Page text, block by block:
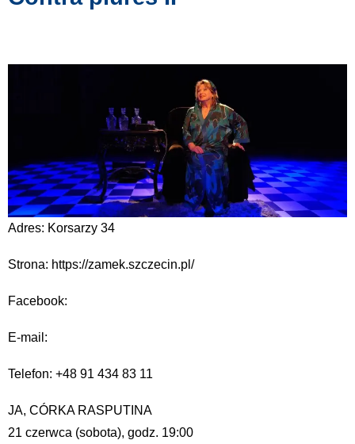
Adres: Korsarzy 34
Strona: https://zamek.szczecin.pl/
Facebook:
E-mail:
Telefon: +48 91 434 83 11
JA, CÓRKA RASPUTINA
21 czerwca (sobota), godz. 19:00